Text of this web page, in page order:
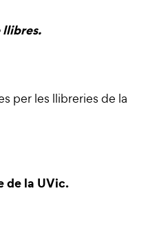
llibres.
per les llibreries de la
de la UVic.